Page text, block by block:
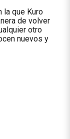
la que Kuro
de volver
otro
nuevos y